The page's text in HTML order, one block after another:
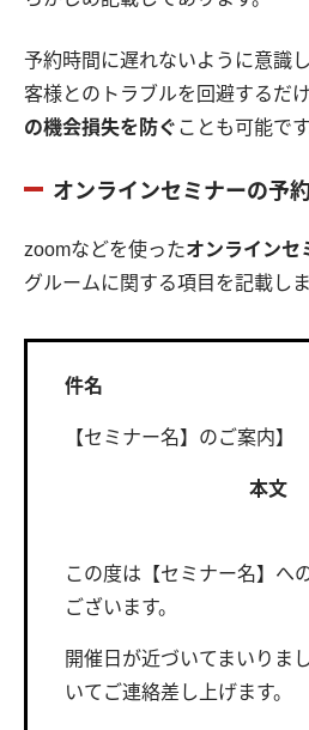
予約時間に遅れないように意識
客様とのトラブルを回避するだけ
の機会損失を防ぐ ことも可能です
オンラインセミナーの予
zoomなどを使ったオンラインセ
グルームに関する項目を記載しま
件名
【セミナー名】のご案内】
本文
この度は【セミナー名】へ
ございます。
開催日が近づいてまいりま
いてご連絡差し上げます。